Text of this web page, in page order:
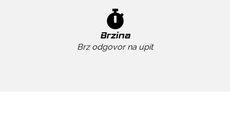
Brzina
Brz odgovor na upit